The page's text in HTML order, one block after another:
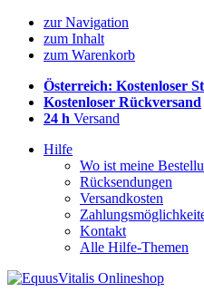
zur Navigation
zum Inhalt
zum Warenkorb
Österreich: Kostenloser
Kostenloser Rückversand
24 h Versand
Hilfe
Wo ist meine
Rücksendungen
Versandkosten
Kontakt
Alle Hilfe-Themen